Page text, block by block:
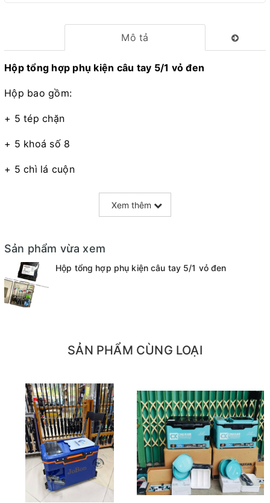
Mô tả
Hộp tổng hợp phụ kiện câu tay 5/1 vỏ đen
Hộp bao gồm:
+ 5 tép chặn
+ 5 khoá số 8
+ 5 chì lá cuộn
+ 5 chân cắm phao cao su
Xem thêm
Sản phẩm vừa xem
Hộp tổng hợp phụ kiện câu tay 5/1 vỏ đen
SẢN PHẨM CÙNG LOẠI